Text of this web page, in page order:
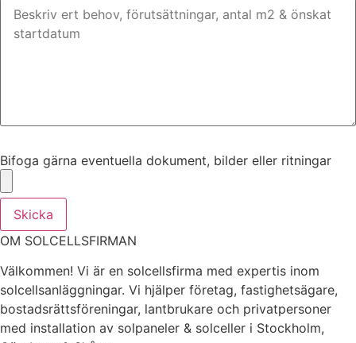
Bifoga gärna eventuella dokument, bilder eller ritningar
Skicka
OM SOLCELLSFIRMAN
Välkommen! Vi är en solcellsfirma med expertis inom
solcellsanläggningar. Vi hjälper företag, fastighetsägare,
bostadsrättsföreningar, lantbrukare och privatpersoner
med installation av solpaneler & solceller i Stockholm,